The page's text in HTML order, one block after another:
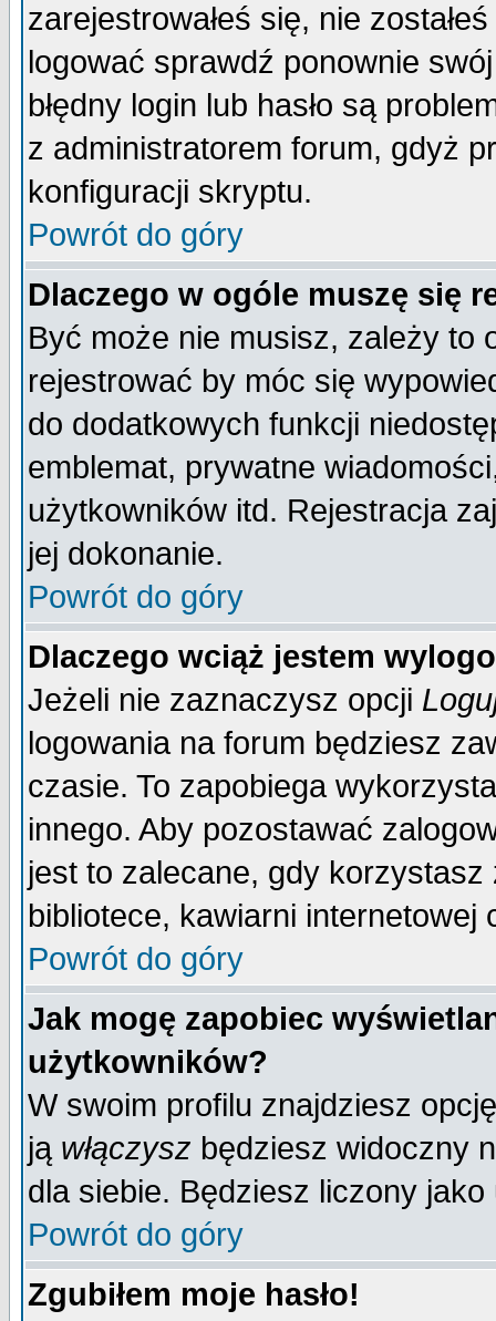
zarejestrowałeś się, nie
logować sprawdź ponownie
błędny login lub hasło są
z administratorem forum, gdyż
konfiguracji skryptu.
Powrót do góry
Dlaczego w ogóle muszę się
Być może nie musisz, zależy to
rejestrować by móc się
do dodatkowych funkcji
emblemat, prywatne
użytkowników itd. Rejestracja
jej dokonanie.
Powrót do góry
Dlaczego wciąż jestem
Jeżeli nie zaznaczysz opcji
logowania na forum będziesz
czasie. To zapobiega
innego. Aby pozostawać
jest to zalecane, gdy
bibliotece, kawiarni internetowej
Powrót do góry
Jak mogę zapobiec
użytkowników?
W swoim profilu znajdziesz
ją włączysz będziesz widoczny
dla siebie. Będziesz liczony
Powrót do góry
Zgubiłem moje hasło!